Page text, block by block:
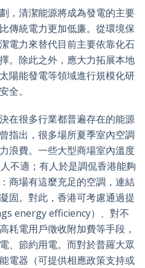
，清潔能源將成為發電的主要
傳統電力更加低廉。從環境保
電力來替代目前主要依靠化石
。除此之外，應大力拓展本地
陽能發電等領域進行規模化研
全。
在很多行業都普遍存在的能源
指出，很多場所夏季室內空調
浪費。一些大型商場室內溫度
不適；有人於是調侃香港能夠
商場有這麼充足的空調，連結
固。對此，香港可考慮通過提
energy efficiency）、對不
耗電用戶徵收附加費等手段，
、節約用電。而對於普羅大眾
電器（可提供相應政策支持或